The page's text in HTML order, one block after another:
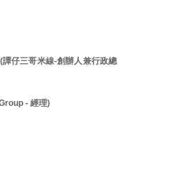
仔三哥米線-創辦人兼行政總
- 經理)